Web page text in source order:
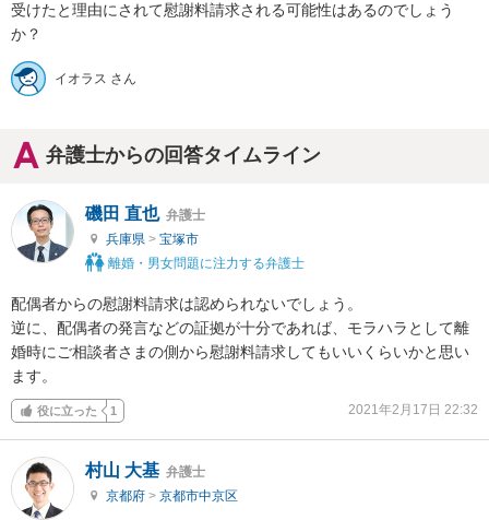
受けたと理由にされて慰謝料請求される可能性はあるのでしょう
か？
イオラス さん
弁護士からの回答タイムライン
磯田 直也 弁護士
兵庫県 > 宝塚市
離婚・男女問題に注力する弁護士
配偶者からの慰謝料請求は認められないでしょう。
逆に、配偶者の発言などの証拠が十分であれば、モラハラとして離
婚時にご相談者さまの側から慰謝料請求してもいいくらいかと思い
ます。
役に立った 1 2021年2月17日 22:32
村山 大基 弁護士
京都府 > 京都市中京区